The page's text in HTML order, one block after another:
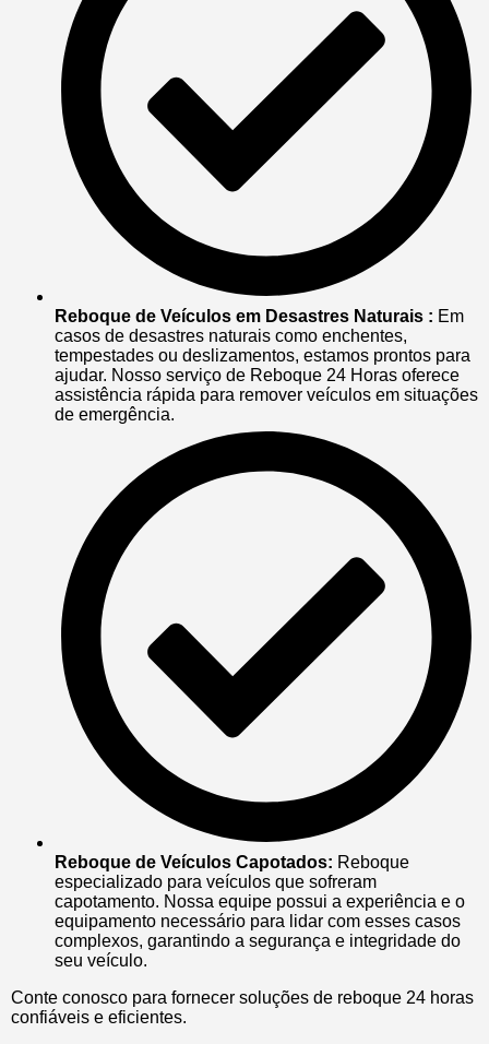
Reboque de Veículos em Desastres Naturais : Em
casos de desastres naturais como enchentes,
tempestades ou deslizamentos, estamos prontos para
ajudar. Nosso serviço de Reboque 24 Horas oferece
assistência rápida para remover veículos em situações
de emergência.
Reboque de Veículos Capotados: Reboque
especializado para veículos que sofreram
capotamento. Nossa equipe possui a experiência e o
equipamento necessário para lidar com esses casos
complexos, garantindo a segurança e integridade do
seu veículo.
Conte conosco para fornecer soluções de reboque 24 horas
confiáveis e eficientes.